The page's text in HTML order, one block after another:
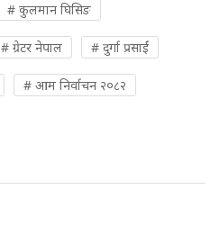
# कुलमान घिसिङ
# ग्रेटर नेपाल # दुर्गा प्रसाईं
# आम निर्वाचन २०८२